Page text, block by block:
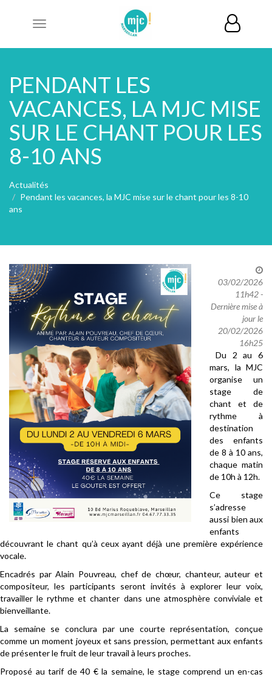
Toggle
PENDANT LES
VACANCES, LA MJC MISE
SUR LE CHANT POUR LES
8-10 ANS
Actualités
Pendant les vacances, la MJC mise sur le chant pour les 8-10
ans
03/02/2026
11h42 -
Dernière mise à
jour le
20/02/2026
16h25
Du 2 au 6
mars, la MJC
organise un
stage de
chant et de
rythme à
destination
des enfants
de 8 à 10 ans,
chaque matin
de 10h à 12h.
Ce stage
s’adresse
aussi bien aux
enfants
découvrant le chant qu’à ceux ayant déjà une première expérience
vocale.
Encadrés par Alain Pouvreau, chef de chœur, chanteur, auteur et
compositeur, les participants seront invités à explorer leur voix,
travailler le rythme et chanter dans une atmosphère conviviale et
bienveillante.
La semaine se conclura par une courte représentation, conçue
comme un moment joyeux et sans pression, permettant aux enfants
de présenter le fruit de leur travail à leurs proches.
Proposé au tarif de 40 € la semaine, le stage comprend un en-cas